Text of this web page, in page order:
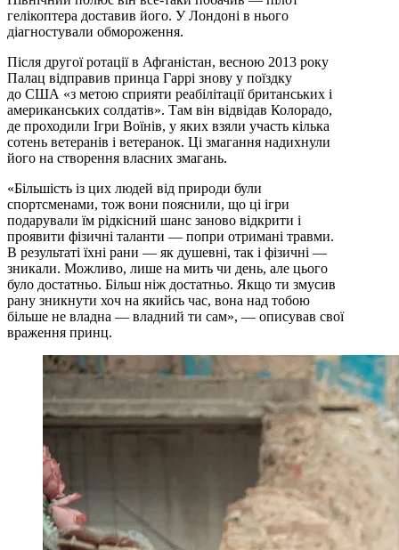
гелікоптера доставив його. У Лондоні в нього
діагностували обмороження.
Після другої ротації в Афганістан, весною 2013 року
Палац відправив принца Гаррі знову у поїздку
до США «з метою сприяти реабілітації британських і
американських солдатів». Там він відвідав Колорадо,
де проходили Ігри Воїнів, у яких взяли участь кілька
сотень ветеранів і ветеранок. Ці змагання надихнули
його на створення власних змагань.
«Більшість із цих людей від природи були
спортсменами, тож вони пояснили, що ці ігри
подарували їм рідкісний шанс заново відкрити і
проявити фізичні таланти — попри отримані травми.
В результаті їхні рани — як душевні, так і фізичні —
зникали. Можливо, лише на мить чи день, але цього
було достатньо. Більш ніж достатньо. Якщо ти змусив
рану зникнути хоч на якийсь час, вона над тобою
більше не владна — владний ти сам», — описував свої
враження принц.